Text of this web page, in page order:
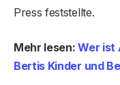
Press feststellte.
Mehr lesen:Wer ist
Bertis Kinder und